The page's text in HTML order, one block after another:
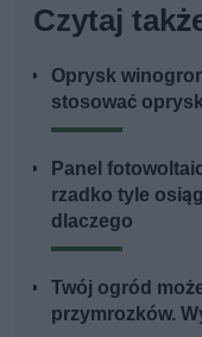
Czytaj
Oprysk
stosować
Panel
rzadko tyle
dlaczego
Twój ogród
przymrozków.